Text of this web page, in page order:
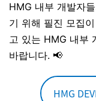
HMG 내부 개발자
기 위해 필진 모집
고 있는 HMG 내부
바랍니다. 📢
HMG